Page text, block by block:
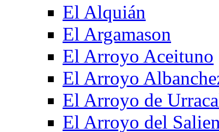
El Alquián
El Argamason
El Arroyo Aceituno
El Arroyo
El Arroyo de
El Arroyo del